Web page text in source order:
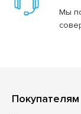
Мы
Покупателям